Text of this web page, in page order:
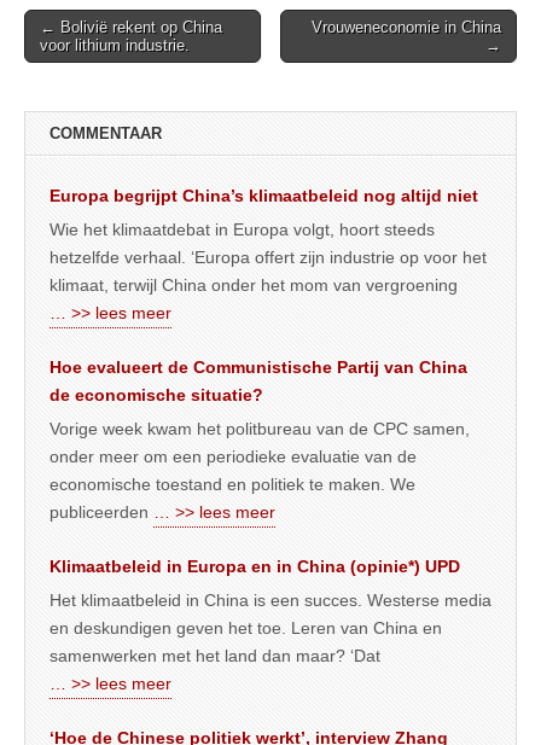
Post
navigation
← Bolivië rekent op China
voor lithium industrie.
Vrouweneconomie in China
→
COMMENTAAR
Europa begrijpt China’s klimaatbeleid nog altijd niet
Wie het klimaatdebat in Europa volgt, hoort steeds
hetzelfde verhaal. ‘Europa offert zijn industrie op voor het
klimaat, terwijl China onder het mom van vergroening
… >> lees meer
Hoe evalueert de Communistische Partij van China
de economische situatie?
Vorige week kwam het politbureau van de CPC samen,
onder meer om een periodieke evaluatie van de
economische toestand en politiek te maken. We
publiceerden
… >> lees meer
Klimaatbeleid in Europa en in China (opinie*) UPD
Het klimaatbeleid in China is een succes. Westerse media
en deskundigen geven het toe. Leren van China en
samenwerken met het land dan maar? ‘Dat
… >> lees meer
‘Hoe de Chinese politiek werkt’, interview Zhang